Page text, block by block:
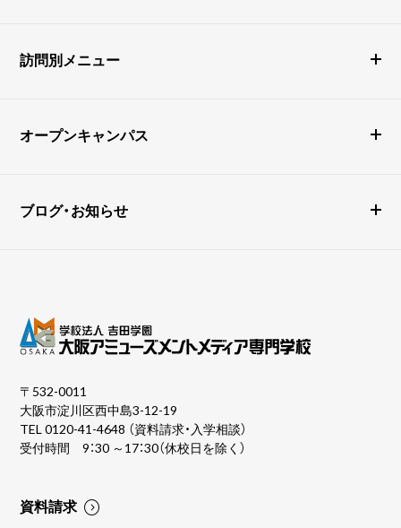
訪問別メニュー
オープンキャンパス
ブログ・お知らせ
〒532-0011
大阪市淀川区西中島3-12-19
TEL0120-41-4648 （資料請求・入学相談）
受付時間 9：30 ～17：30（休校日を除く）
資料請求